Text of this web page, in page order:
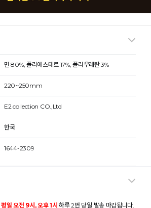
면 80%, 폴리에스테르 17%, 폴리우레탄 3%
220~250mm
E2 collection CO.,Ltd
한국
1644-2309
평일 오전 9시, 오후 1시하루 2번 당일 발송 마감됩니다.